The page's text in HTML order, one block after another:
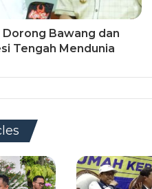
Bawang dan
Tengah Mendunia